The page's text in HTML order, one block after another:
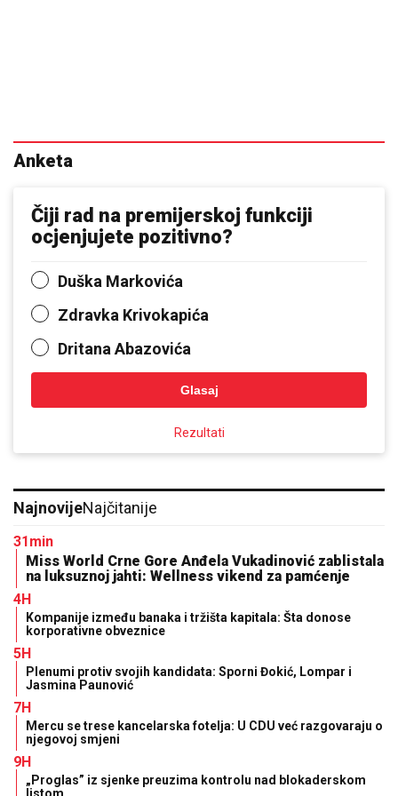
Anketa
Čiji rad na premijerskoj funkciji
ocjenjujete pozitivno?
Duška Markovića
Zdravka Krivokapića
Dritana Abazovića
Glasaj
Rezultati
NajnovijeNajčitanije
31min
Miss World Crne Gore Anđela Vukadinović zablistala
na luksuznoj jahti: Wellness vikend za pamćenje
4H
Kompanije između banaka i tržišta kapitala: Šta donose
korporativne obveznice
5H
Plenumi protiv svojih kandidata: Sporni Đokić, Lompar i
Jasmina Paunović
7H
Mercu se trese kancelarska fotelja: U CDU već razgovaraju o
njegovoj smjeni
9H
„Proglas” iz sjenke preuzima kontrolu nad blokaderskom
listom